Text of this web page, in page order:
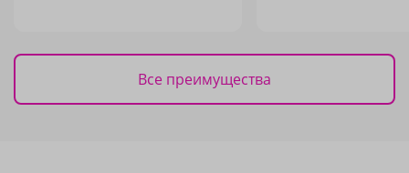
Все преимущества